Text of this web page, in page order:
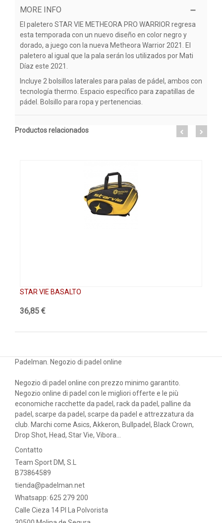
MORE INFO
El paletero STAR VIE METHEORA PRO WARRIOR regresa
esta temporada con un nuevo diseño en color negro y
dorado, a juego con la nueva Metheora Warrior 2021. El
paletero al igual que la pala serán los utilizados por Mati
Díaz este 2021.
Incluye 2 bolsillos laterales para palas de pádel, ambos con
tecnología thermo. Espacio específico para zapatillas de
pádel. Bolsillo para ropa y pertenencias.
Productos relacionados
STAR VIE BASALTO
36,85 €
Padelman. Negozio di padel online
Negozio di padel online con prezzo minimo garantito.
Negozio online di padel con le migliori offerte e le più
economiche racchette da padel, rack da padel, palline da
padel, scarpe da padel, scarpe da padel e attrezzatura da
club. Marchi come Asics, Akkeron, Bullpadel, Black Crown,
Drop Shot, Head, Star Vie, Vibora...
Contatto
Team Sport DM, S.L
B73864589
tienda@padelman.net
Whatsapp: 625 279 200
Calle Cieza 14 PI La Polvorista